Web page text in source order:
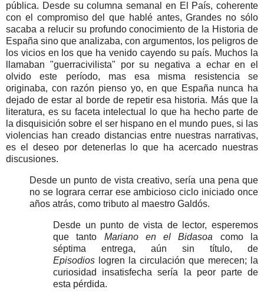
pública. Desde su columna semanal en El País, coherente
con el compromiso del que hablé antes, Grandes no sólo
sacaba a relucir su profundo conocimiento de la Historia de
España sino que analizaba, con argumentos, los peligros de
los vicios en los que ha venido cayendo su país. Muchos la
llamaban "guerracivilista" por su negativa a echar en el
olvido este período, mas esa misma resistencia se
originaba, con razón pienso yo, en que España nunca ha
dejado de estar al borde de repetir esa historia. Más que la
literatura, es su faceta intelectual lo que ha hecho parte de
la disquisición sobre el ser hispano en el mundo pues, si las
violencias han creado distancias entre nuestras narrativas,
es el deseo por detenerlas lo que ha acercado nuestras
discusiones.
Desde un punto de vista creativo, sería una pena que
no se lograra cerrar ese ambicioso ciclo iniciado once
años atrás, como tributo al maestro Galdós.
Desde un punto de vista de lector, esperemos
que tanto Mariano en el Bidasoa como la
séptima entrega, aún sin título, de
Episodios logren la circulación que merecen; la
curiosidad insatisfecha sería la peor parte de
esta pérdida.